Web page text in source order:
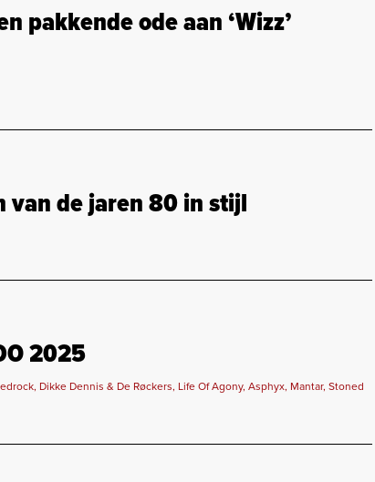
pakkende ode aan ‘Wizz’
van de jaren 80 in stijl
2025
Dikke Dennis & De Røckers, Life Of Agony, Asphyx, Mantar, Stoned